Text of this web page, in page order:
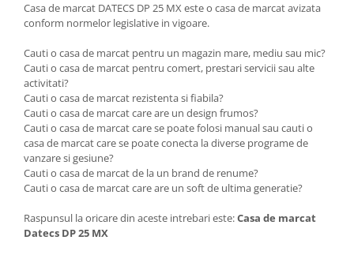
Casa de marcat DATECS DP 25 MX este o casa de marcat avizata
conform normelor legislative in vigoare.
Cauti o casa de marcat pentru un magazin mare, mediu sau mic?
Cauti o casa de marcat pentru comert, prestari servicii sau alte
activitati?
Cauti o casa de marcat rezistenta si fiabila?
Cauti o casa de marcat care are un design frumos?
Cauti o casa de marcat care se poate folosi manual sau cauti o
casa de marcat care se poate conecta la diverse programe de
vanzare si gesiune?
Cauti o casa de marcat de la un brand de renume?
Cauti o casa de marcat care are un soft de ultima generatie?
Raspunsul la oricare din aceste intrebari este:Casa de marcat
Datecs DP 25 MX